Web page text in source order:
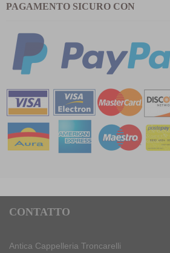
PAGAMENTO SICURO CON
CONTATTO
Antica Cappelleria Troncarelli